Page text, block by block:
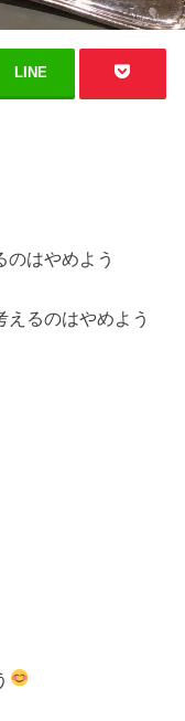
LINE
のはやめよう
えるのはやめよう